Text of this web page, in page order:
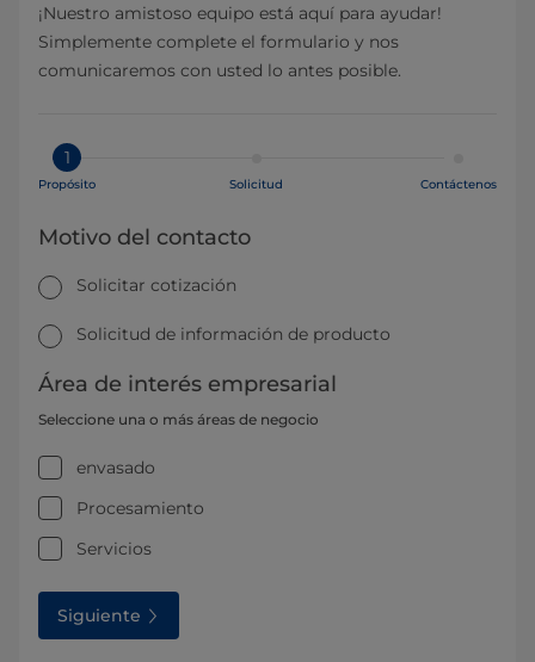
¡Nuestro amistoso equipo está aquí para ayudar!
Simplemente complete el formulario y nos
comunicaremos con usted lo antes posible.
1
Propósito Solicitud Contáctenos
Motivo del contacto
Solicitar cotización
Solicitud de información de producto
Área de interés empresarial
Seleccione una o más áreas de negocio
envasado
Procesamiento
Servicios
Siguiente